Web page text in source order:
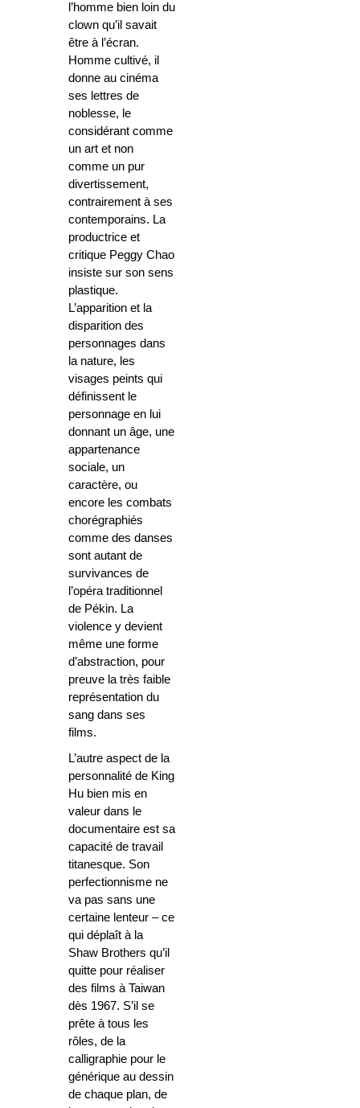
l’homme bien loin du
clown qu’il savait
être à l’écran.
Homme cultivé, il
donne au cinéma
ses lettres de
noblesse, le
considérant comme
un art et non
comme un pur
divertissement,
contrairement à ses
contemporains. La
productrice et
critique Peggy Chao
insiste sur son sens
plastique.
L’apparition et la
disparition des
personnages dans
la nature, les
visages peints qui
définissent le
personnage en lui
donnant un âge, une
appartenance
sociale, un
caractère, ou
encore les combats
chorégraphiés
comme des danses
sont autant de
survivances de
l’opéra traditionnel
de Pékin. La
violence y devient
même une forme
d’abstraction, pour
preuve la très faible
représentation du
sang dans ses
films.
L’autre aspect de la
personnalité de King
Hu bien mis en
valeur dans le
documentaire est sa
capacité de travail
titanesque. Son
perfectionnisme ne
va pas sans une
certaine lenteur – ce
qui déplaît à la
Shaw Brothers qu’il
quitte pour réaliser
des films à Taiwan
dès 1967. S’il se
prête à tous les
rôles, de la
calligraphie pour le
générique au dessin
de chaque plan, de